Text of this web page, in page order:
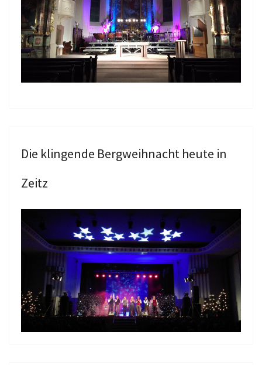
Die klingende Bergweihnacht heute in
Zeitz